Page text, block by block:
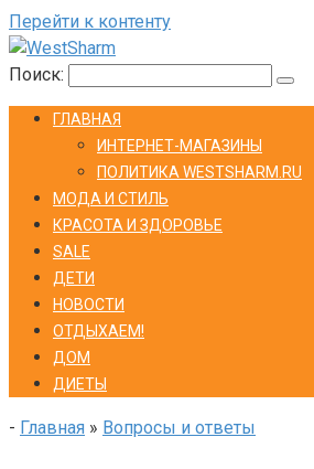
Перейти к контенту
Поиск:
ГЛАВНАЯ
ИНТЕРНЕТ-МАГАЗИНЫ
ПОЛИТИКА WESTSHARM.RU
МОДА И СТИЛЬ
КРАСОТА И ЗДОРОВЬЕ
SALE
ДЕТИ
НОВОСТИ
ОТДЫХАЕМ!
ДОМ
ДИЕТЫ
- Главная » Вопросы и ответы